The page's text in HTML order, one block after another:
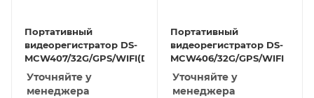
Портативный
видеорегистратор DS-
MCW407/32G/GPS/WIFI(D)
Уточняйте у
менеджера
Портативный
видеорегистратор DS-
MCW406/32G/GPS/WIFI
Уточняйте у
менеджера